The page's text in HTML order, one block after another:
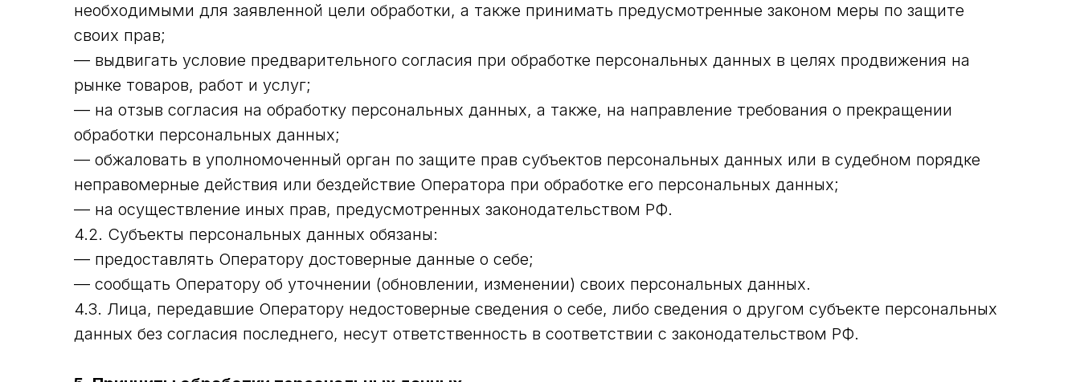
необходимыми для заявленной цели обработки, а также принимать предусмотренные законом меры по защите
своих прав;
— выдвигать условие предварительного согласия при обработке персональных данных в целях продвижения на
рынке товаров, работ и услуг;
— на отзыв согласия на обработку персональных данных, а также, на направление требования о прекращении
обработки персональных данных;
— обжаловать в уполномоченный орган по защите прав субъектов персональных данных или в судебном порядке
неправомерные действия или бездействие Оператора при обработке его персональных данных;
— на осуществление иных прав, предусмотренных законодательством РФ.
4.2. Субъекты персональных данных обязаны:
— предоставлять Оператору достоверные данные о себе;
— сообщать Оператору об уточнении (обновлении, изменении) своих персональных данных.
4.3. Лица, передавшие Оператору недостоверные сведения о себе, либо сведения о другом субъекте персональных
данных без согласия последнего, несут ответственность в соответствии с законодательством РФ.